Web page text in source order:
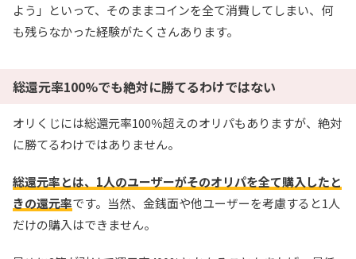
よう」といって、そのままコインを全て消費してしまい、何
も残らなかった経験がたくさんあります。
総還元率100%でも絶対に勝てるわけではない
オリくじには総還元率100％超えのオリパもありますが、絶対
に勝てるわけではありません。
総還元率とは、1人のユーザーがそのオリパを全て購入したと
きの還元率です。当然、金銭面や他ユーザーを考慮すると1人
だけの購入はできません。